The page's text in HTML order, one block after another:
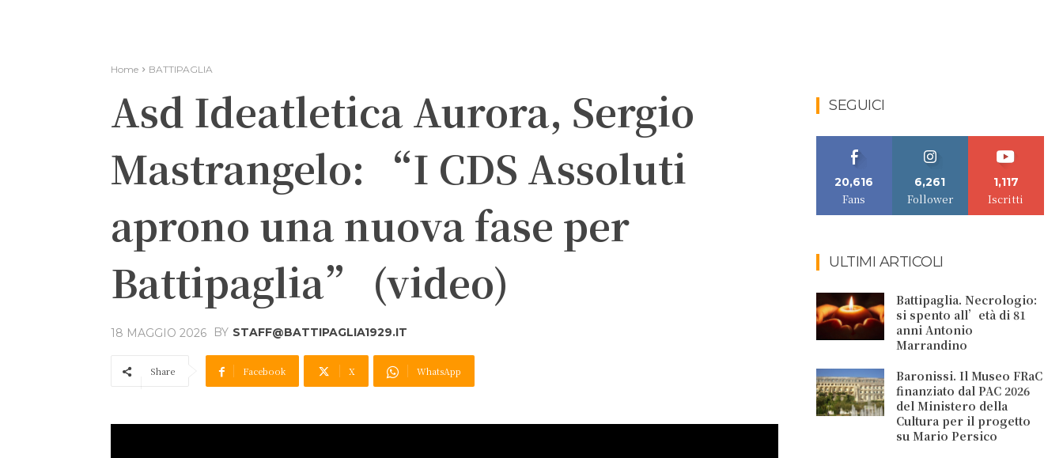
Home BATTIPAGLIA
Asd Ideatletica Aurora, Sergio
Mastrangelo: “I CDS Assoluti
aprono una nuova fase per
Battipaglia” (video)
18 MAGGIO 2026 BY STAFF@BATTIPAGLIA1929.IT
Share Facebook X WhatsApp
SEGUICI
20,616
Fans
6,261
Follower
1,117
Iscritti
ULTIMI ARTICOLI
Battipaglia. Necrologio:
si spento all’età di 81
anni Antonio
Marrandino
Baronissi. Il Museo FRaC
finanziato dal PAC 2026
del Ministero della
Cultura per il progetto
su Mario Persico